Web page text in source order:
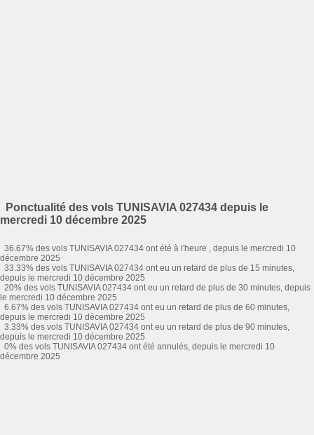
Ponctualité des vols TUNISAVIA 027434 depuis le
mercredi 10 décembre 2025
36.67% des vols TUNISAVIA 027434 ont été à l'heure , depuis le mercredi 10
décembre 2025
33.33% des vols TUNISAVIA 027434 ont eu un retard de plus de 15 minutes,
depuis le mercredi 10 décembre 2025
20% des vols TUNISAVIA 027434 ont eu un retard de plus de 30 minutes, depuis
le mercredi 10 décembre 2025
6.67% des vols TUNISAVIA 027434 ont eu un retard de plus de 60 minutes,
depuis le mercredi 10 décembre 2025
3.33% des vols TUNISAVIA 027434 ont eu un retard de plus de 90 minutes,
depuis le mercredi 10 décembre 2025
0% des vols TUNISAVIA 027434 ont été annulés, depuis le mercredi 10
décembre 2025